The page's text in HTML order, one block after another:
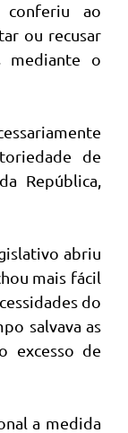
ao
ou recusar
mediante o
de
República,
abriu
mais fácil
do
salvava as
excesso de
a medida